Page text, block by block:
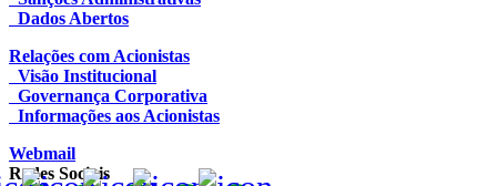
Dados Abertos
Relações com Acionistas
Visão Institucional
Governança Corporativa
Informações aos Acionistas
Webmail
Redes Sociais